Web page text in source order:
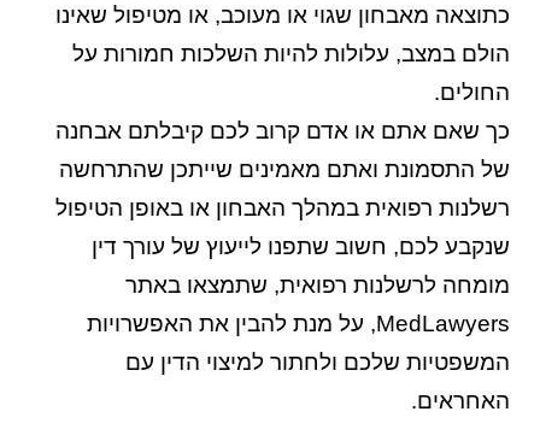
כתוצאה מאבחון שגוי או מעוכב, או מטיפול שאינו
הולם במצב, עלולות להיות השלכות חמורות על
החולים.
כך שאם אתם או אדם קרוב לכם קיבלתם אבחנה
של התסמונת ואתם מאמינים שייתכן שהתרחשה
רשלנות רפואית במהלך האבחון או באופן הטיפול
שנקבע לכם, חשוב שתפנו לייעוץ של עורך דין
מומחה לרשלנות רפואית, שתמצאו באתר
MedLawyers, על מנת להבין את האפשרויות
המשפטיות שלכם ולחתור למיצוי הדין עם
האחראים.